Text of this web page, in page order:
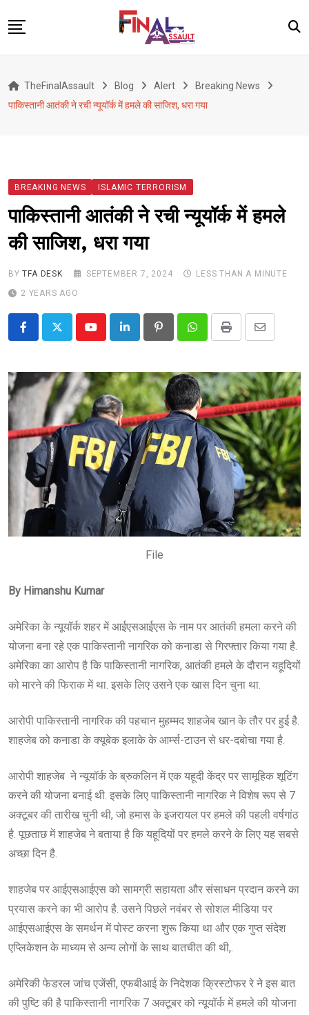
to
War
Alert
Viral
Classified
About Us
TheFinalAssault Blog Alert
Breaking News
पाकिस्तानी आतंकी ने रची न्यूयॉर्क में हमले की साजिश, धरा गया
BREAKING NEWS ISLAMIC TERRORISM
पाकिस्तानी आतंकी ने रची न्यूयॉर्क में हमले
की साजिश, धरा गया
BYTFA DESK SEPTEMBER 7, 2024
LESS THAN A MINUTE
2 YEARS AGO
YoutubeLinkedIn PinterestWhatsappPrint
Share
Email
File
By Himanshu Kumar
अमेरिका के न्यूयॉर्क शहर में आईएसआईएस के नाम पर आतंकी हमला करने की
योजना बना रहे एक पाकिस्तानी नागरिक को कनाडा से गिरफ्तार किया गया है.
अमेरिका का आरोप है कि पाकिस्तानी नागरिक, आतंकी हमले के दौरान यहूदियों
को मारने की फिराक में था. इसके लिए उसने एक खास दिन चुना था.
आरोपी पाकिस्तानी नागरिक की पहचान मुहम्मद शाहजेब खान के तौर पर हुई है.
शाहजेब को कनाडा के क्यूबेक इलाके के आर्म्स-टाउन से धर-दबोचा गया है.
आरोपी शाहजेब ने न्यूयॉर्क के ब्रुकलिन में एक यहूदी केंद्र पर सामूहिक शूटिंग
करने की योजना बनाई थी. इसके लिए पाकिस्तानी नागरिक ने विशेष रूप से 7
अक्टूबर की तारीख चुनी थी, जो हमास के इजरायल पर हमले की पहली वर्षगांठ
है. पूछताछ में शाहजेब ने बताया है कि यहूदियों पर हमले करने के लिए यह सबसे
अच्छा दिन है.
शाहजेब पर आईएसआईएस को सामग्री सहायता और संसाधन प्रदान करने का
प्रयास करने का भी आरोप है. उसने पिछले नवंबर से सोशल मीडिया पर
आईएसआईएस के समर्थन में पोस्ट करना शुरू किया था और एक गुप्त संदेश
एप्लिकेशन के माध्यम से अन्य लोगों के साथ बातचीत की थी,.
अमेरिकी फेडरल जांच एजेंसी, एफबीआई के निदेशक क्रिस्टोफर रे ने इस बात
की पुष्टि की है पाकिस्तानी नागरिक 7 अक्टूबर को न्यूयॉर्क में हमले की योजना